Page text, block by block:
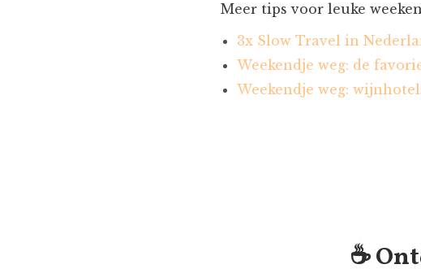
Meer tips voor leuke
3x Slow Travel in
Weekendje weg: de
Weekendje weg:
☕️